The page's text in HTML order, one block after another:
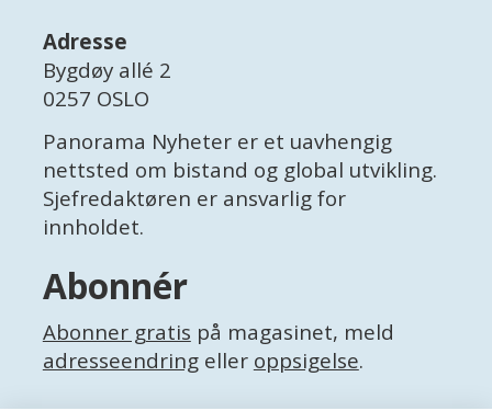
Adresse
Bygdøy allé 2
0257 OSLO
Panorama Nyheter er et uavhengig
nettsted om bistand og global utvikling.
Sjefredaktøren er ansvarlig for
innholdet.
Abonnér
Abonner gratis på magasinet, meld
adresseendringeller oppsigelse.